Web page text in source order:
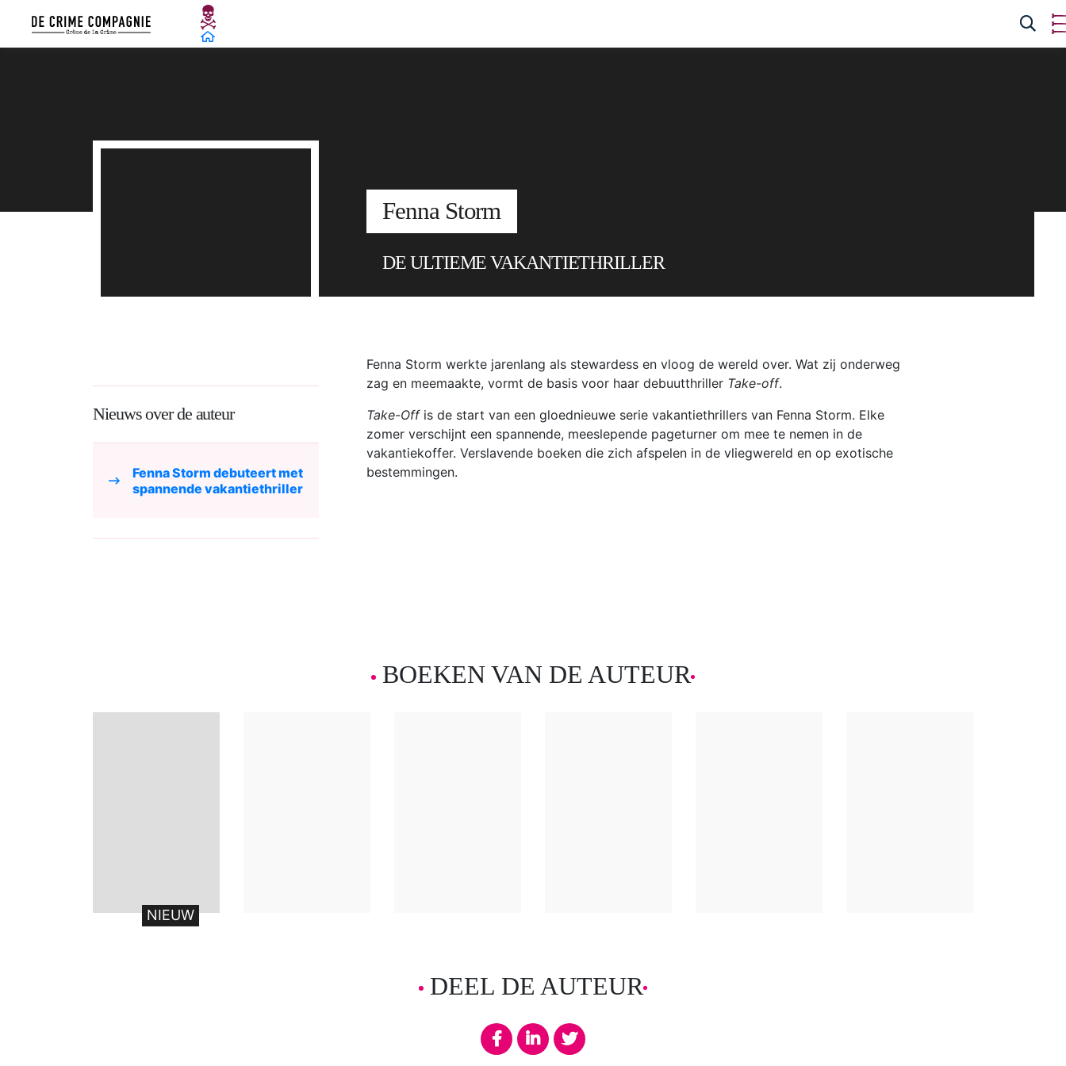
Fenna Storm
DE ULTIEME VAKANTIETHRILLER
Nieuws over de auteur
Fenna Storm debuteert met
spannende vakantiethriller
Fenna Storm werkte jarenlang als stewardess en vloog de wereld over. Wat zij onderweg
zag en meemaakte, vormt de basis voor haar debuutthriller Take-off.
Take-Offis de start van een gloednieuwe serie vakantiethrillers van Fenna Storm. Elke
zomer verschijnt een spannende, meeslepende pageturner om mee te nemen in de
vakantiekoffer. Verslavende boeken die zich afspelen in de vliegwereld en op exotische
bestemmingen.
BOEKEN VAN DE AUTEUR
NIEUW
DEEL DE AUTEUR